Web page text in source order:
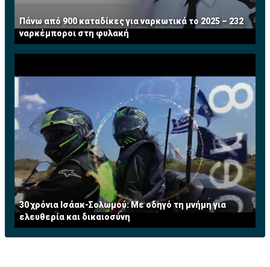
Πάνω από 900 καταδίκες για ναρκωτικά το 2025 – 232
ναρκέμποροι στη φυλακή
30 χρόνια Ισάακ-Σολωμού: Με οδηγό τη μνήμη για
ελευθερία και δικαιοσύνη